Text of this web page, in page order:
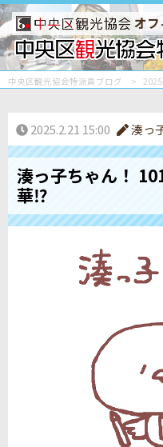
オ
中央区観光協会特派員ブログ
2025.2.21 15:00 湊っ
湊っ子ちゃん！
華⁉